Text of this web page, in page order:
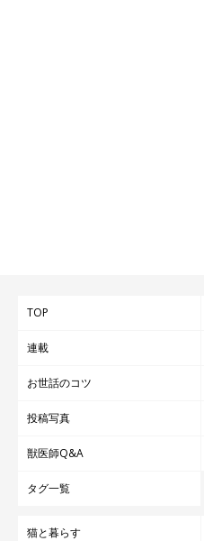
TOP
連載
お世話のコツ
投稿写真
獣医師Q&A
タグ一覧
猫と暮らす